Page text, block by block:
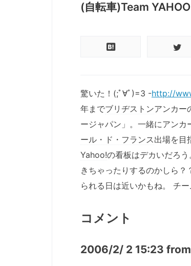
(自転車)Team
驚いた！(;ﾟ∀ﾟ)=3 -http://
年までブリヂストンアンカー
ージャパン」。一緒にアンカ
ール・ド・フランス出場を目
Yahoo!の看板はデカいだろ
きちゃったりするのかしら？
られる日は近いかもね。 チー
コメント
2006/2/ 2 15:23 from